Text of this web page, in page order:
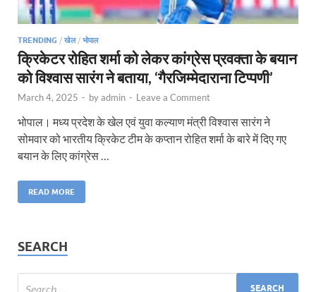
TRENDING / खेल/ भोपाल
क्रिकेटर रोहित शर्मा को लेकर कांग्रेस प्रवक्ता के बयान
को विश्वास सारंग ने बताया, ‘गैरजिम्मेदाराना टिप्पणी’
March 4, 2025 - byadmin - Leave a Comment
भोपाल। मध्य प्रदेश के खेल एवं युवा कल्याण मंत्री विश्वास सारंग ने
सोमवार को भारतीय क्रिकेट टीम के कप्तान रोहित शर्मा के बारे में दिए गए
बयान के लिए कांग्रेस …
READ MORE
SEARCH